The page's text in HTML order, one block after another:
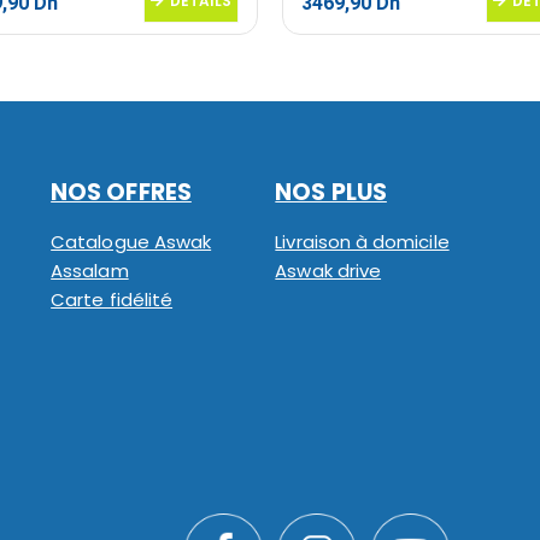
actuel
initial
actuel
NOS OFFRES
Catalogue Aswak
Assalam
Carte fidélité
NOS PLUS
Livraison à domicile
Aswak drive